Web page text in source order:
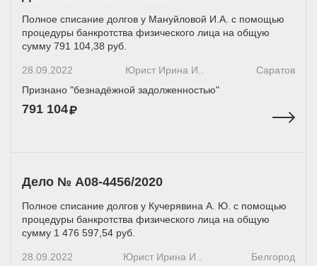
Полное списание долгов у Мануйловой И.А. с помощью
процедуры банкротства физического лица на общую
сумму 791 104,38 руб.
28.09.2022 Юрист Ирина И..
Саратов
Признано "безнадёжной задолженностью"
791 104
Дело № А08-4456/2020
Полное списание долгов у Кучерявина А. Ю. с помощью
процедуры банкротства физического лица на общую
сумму 1 476 597,54 руб.
28.09.2022 Юрист Ирина И..
Белгород